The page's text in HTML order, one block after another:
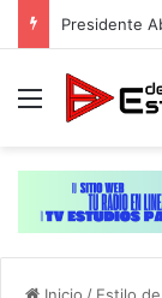
Menú
Inicio / Estilo